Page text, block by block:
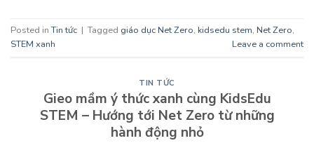
Posted inTin tức | Tagged giáo dục Net Zero, kidsedu stem, Net Zero,
STEM xanh
Leave a comment
TIN TỨC
Gieo mầm ý thức xanh cùng KidsEdu
STEM – Hướng tới Net Zero từ những
hành động nhỏ